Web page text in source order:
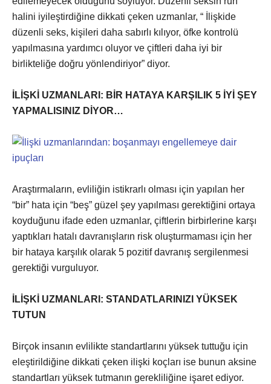
halini iyileştirdiğine dikkati çeken uzmanlar, “ İlişkide
düzenli seks, kişileri daha sabırlı kılıyor, öfke kontrolü
yapılmasına yardımcı oluyor ve çiftleri daha iyi bir
birlikteliğe doğru yönlendiriyor” diyor.
İLİŞKİ UZMANLARI: BİR HATAYA KARŞILIK 5 İYİ ŞEY
YAPMALISINIZ DİYOR…
Araştırmaların, evliliğin istikrarlı olması için yapılan her
“bir” hata için “beş” güzel şey yapılması gerektiğini ortaya
koyduğunu ifade eden uzmanlar, çiftlerin birbirlerine karşı
yaptıkları hatalı davranışların risk oluşturmaması için her
bir hataya karşılık olarak 5 pozitif davranış sergilenmesi
gerektiği vurguluyor.
İLİŞKİ UZMANLARI: STANDATLARINIZI YÜKSEK
TUTUN
Birçok insanın evlilikte standartlarını yüksek tuttuğu için
eleştirildiğine dikkati çeken ilişki koçları ise bunun aksine
standartları yüksek tutmanın gerekliliğine işaret ediyor.